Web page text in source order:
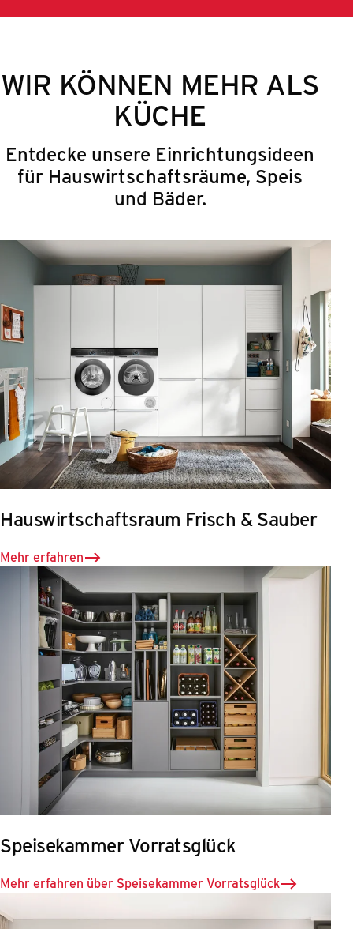
WIR KÖNNEN MEHR ALS
KÜCHE
Entdecke unsere Einrichtungsideen
für Hauswirtschaftsräume, Speis
und Bäder.
Hauswirtschaftsraum Frisch & Sauber
Mehr erfahren
Speisekammer Vorratsglück
Mehr erfahren über Speisekammer Vorratsglück